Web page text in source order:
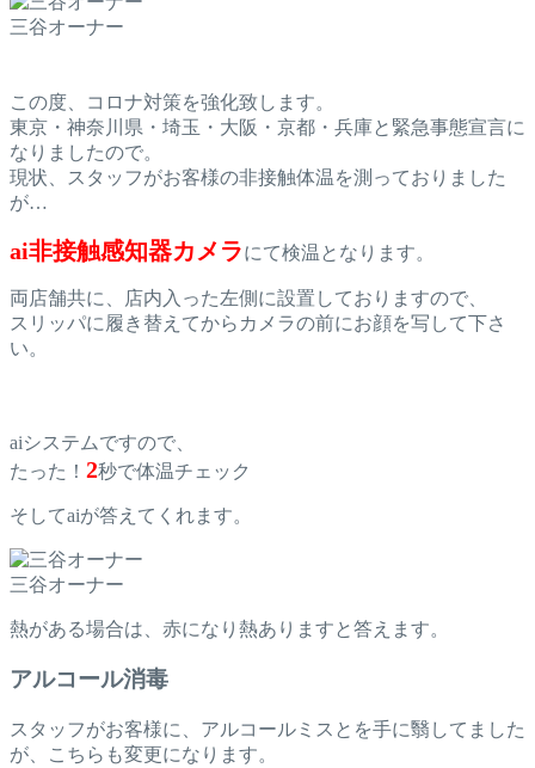
三谷オーナー
この度、コロナ対策を強化致します。
東京・神奈川県・埼玉・大阪・京都・兵庫と緊急事態宣言に
なりましたので。
現状、スタッフがお客様の非接触体温を測っておりました
が…
ai非接触感知器カメラにて検温となります。
両店舗共に、店内入った左側に設置しておりますので、
スリッパに履き替えてからカメラの前にお顔を写して下さ
い。
aiシステムですので、
たった！ 2秒で体温チェック
そしてaiが答えてくれます。
三谷オーナー
熱がある場合は、赤になり熱ありますと答えます。
アルコール消毒
スタッフがお客様に、アルコールミスとを手に翳してました
が、こちらも変更になります。